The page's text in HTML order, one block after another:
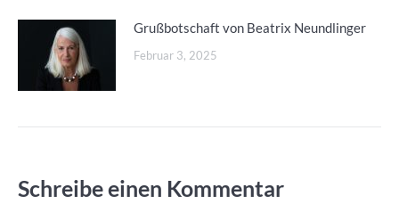
Grußbotschaft von Beatrix Neundlinger
Februar 3, 2025
Schreibe einen Kommentar